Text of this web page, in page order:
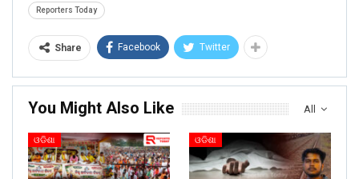
Reporters Today
Share Facebook Twitter
All
You Might Also Like
ଓଡିଶା ଓଡିଶା